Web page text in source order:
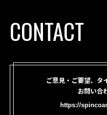
CONTACT
ご意見・ご要望、タ
お問い合
https://